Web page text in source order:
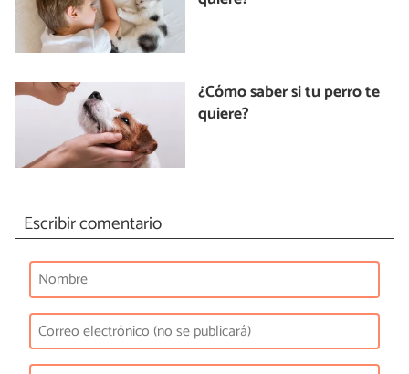
¿Cómo saber si tu perro te
quiere?
Escribir comentario